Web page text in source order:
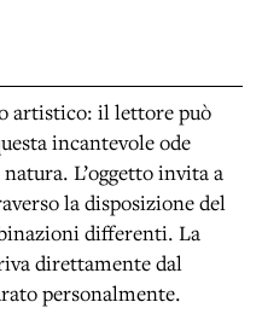
artistico: il lettore può
incantevole ode
L’oggetto invita a
la disposizione del
differenti. La
direttamente dal
personalmente.